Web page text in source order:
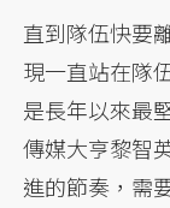
直到隊伍快要
現一直站在隊
是長年以來最
傳媒大亨黎智
進的節奏，需